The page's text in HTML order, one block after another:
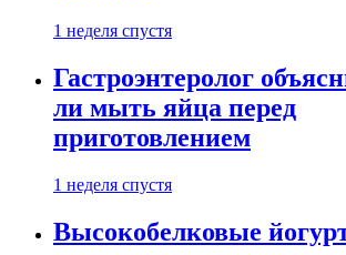
1 неделя спустя
Гастроэнтеролог
ли мыть яйца перед
приготовлением
1 неделя спустя
Высокобелковые